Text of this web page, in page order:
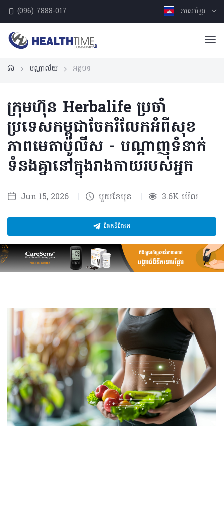
(096) 7888-017 ភាសាខ្មែរ
បណ្ណាល័យ អត្ថបទ
ក្រុមហ៊ុន Herbalife ប្រចាំ
ប្រទេសកម្ពុជាចែករំលែកអំពីសុខ
ភាពមេតាប៉ូលីស - បណ្តាញទំនាក់
ទំនងគ្នានៅក្នុងរាងកាយរបស់អ្នក
Jun 15, 2026 | មួយខែមុន | 3.6K មើល
ចែករំលែក